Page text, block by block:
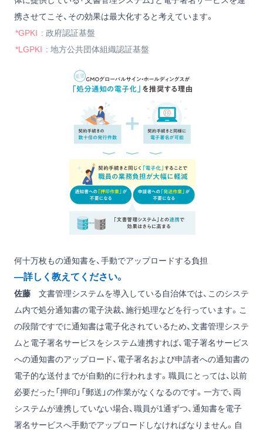
携させてこそ、その効果は最大化すると考えています。
*GPKI : 政府認証基盤
*LGPKI : 地方公共団体組織認証基盤
何十万枚もの通知書を、手動でアップロードする負担
―詳しく教えてください。
佐藤 文書管理システムを導入している自治体では、このシステ
ム内で処分通知書の電子決裁、施行処理などを行っています。こ
の段階ですでに通知書は電子化されているため、文書管理システ
ムと電子署名サービスをシステム連携すれば、電子署名サービス
への通知書のアップロード、電子署名および申請者への通知書の
電子的な送付までが自動的に行われます。職員にとっては、以前
必要だった「押印」「郵送」の作業がなくなるのです。一方で、両
システムが連携していない場合、職員が1通ずつ、通知書を電子
署名サービスへ手動でアップロードしなければなりません。自